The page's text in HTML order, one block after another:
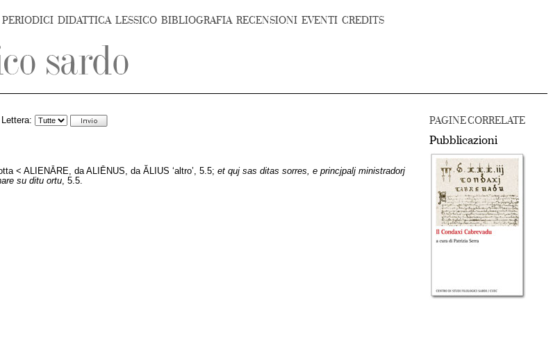
PERIODICI DIDATTICA LESSICO BIBLIOGRAFIA RECENSIONI EVENTI CREDITS
PAGINE CORRELATE
Pubblicazioni
Lettera:
< ALIENĀRE, da ALIĒNUS, da ĂLIUS ‘altro’, 5.5; et quj sas ditas sorres, e princjpalj ministradorj
su ditu ortu , 5.5.